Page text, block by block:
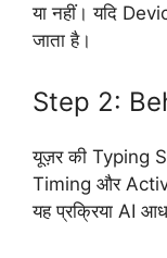
या नहीं। यदि
जाता है।
Step 2:
यूज़र की Typing
Timing और
यह प्रक्रिया AI